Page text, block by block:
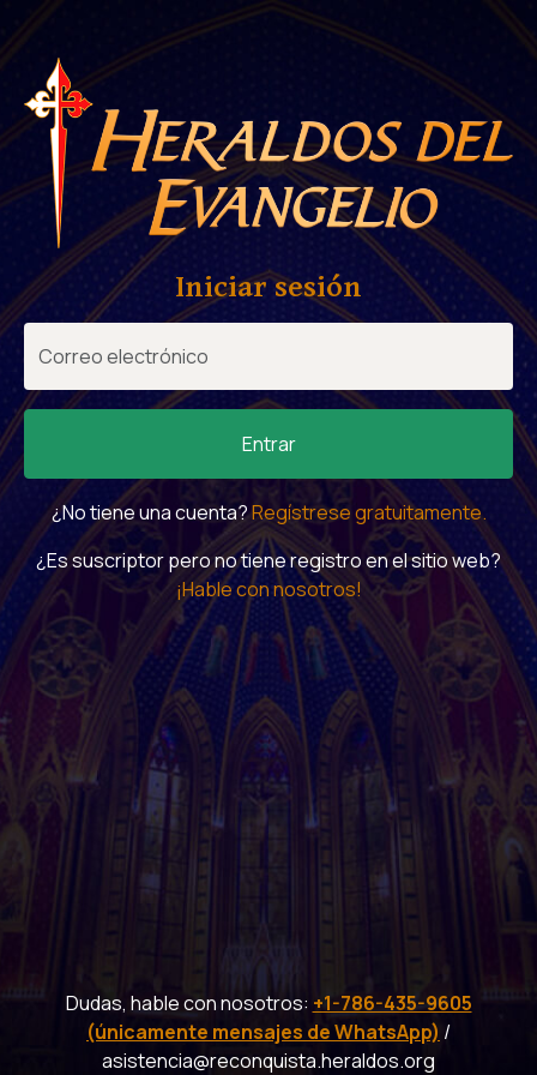
Iniciar sesión
Entrar
¿No tiene una cuenta?Regístrese gratuitamente.
¿Es suscriptor pero no tiene registro en el sitio web?
¡Hable con nosotros!
Dudas, hable con nosotros: +1-786-435-9605
(únicamente mensajes de WhatsApp) /
asistencia@reconquista.heraldos.org